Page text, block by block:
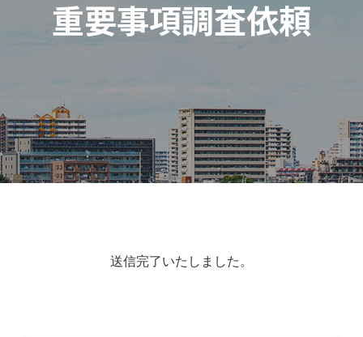
重要事項調査依頼
送信完了いたしました。